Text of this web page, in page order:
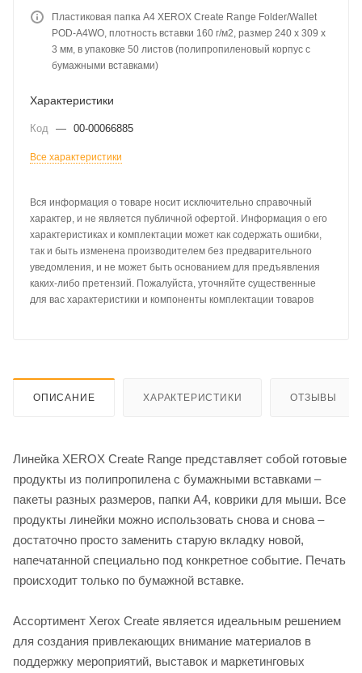
Пластиковая папка А4 XEROX Create Range Folder/Wallet
POD-A4WO, плотность вставки 160 г/м2, размер 240 x 309 x
3 мм, в упаковке 50 листов (полипропиленовый корпус с
бумажными вставками)
Характеристики
Код — 00-00066885
Все характеристики
Вся информация о товаре носит исключительно справочный
характер, и не является публичной офертой. Информация о его
характеристиках и комплектации может как содержать ошибки,
так и быть изменена производителем без предварительного
уведомления, и не может быть основанием для предъявления
каких-либо претензий. Пожалуйста, уточняйте существенные
для вас характеристики и компоненты комплектации товаров
ОПИСАНИЕ ХАРАКТЕРИСТИКИ ОТЗЫВЫ
Линейка XEROX Create Range представляет собой готовые
продукты из полипропилена с бумажными вставками –
пакеты разных размеров, папки А4, коврики для мыши. Все
продукты линейки можно использовать снова и снова –
достаточно просто заменить старую вкладку новой,
напечатанной специально под конкретное событие. Печать
происходит только по бумажной вставке.
Ассортимент Xerox Create является идеальным решением
для создания привлекающих внимание материалов в
поддержку мероприятий, выставок и маркетинговых